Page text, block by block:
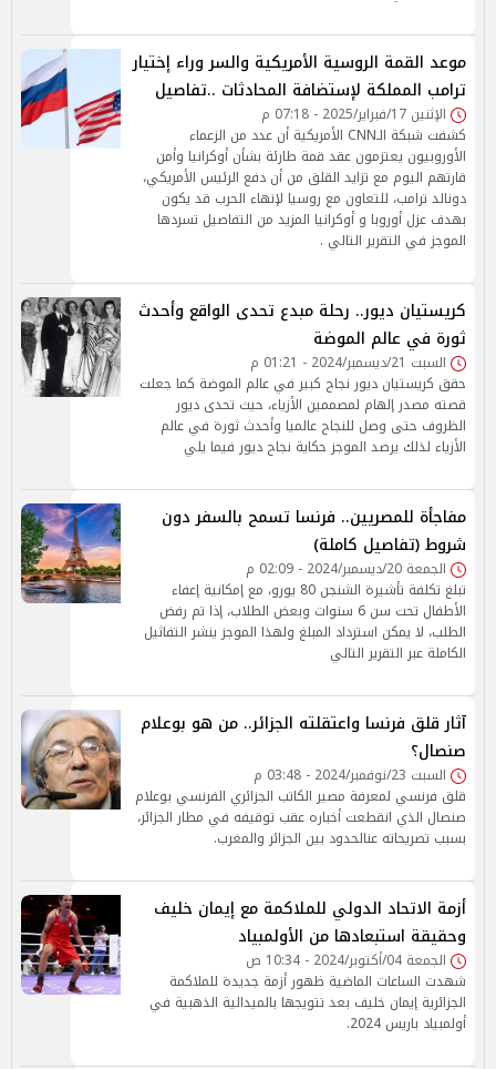
موعد القمة الروسية الأمريكية والسر وراء إختيار
ترامب المملكة لإستضافة المحادثات ..تفاصيل
الإثنين 17/فبراير/2025 - 07:18 م
كشفت شبكة الـCNN الأمريكية أن عدد من الزعماء
الأوروبيون يعتزمون عقد قمة طارئة بشأن أوكرانيا وأمن
قارتهم اليوم مع تزايد القلق من أن دفع الرئيس الأمريكي،
دونالد ترامب، للتعاون مع روسيا لإنهاء الحرب قد يكون
بهدف عزل أوروبا و أوكرانيا المزيد من التفاصيل تسردها
الموجز في التقرير التالي .
كريستيان ديور.. رحلة مبدع تحدى الواقع وأحدث
ثورة في عالم الموضة
السبت 21/ديسمبر/2024 - 01:21 م
حقق كريستيان ديور نجاح كبير في عالم الموضة كما جعلت
قصته مصدر إلهام لمصممين الأزياء، حيث تحدى ديور
الظروف حتى وصل للنجاح عالميا وأحدث ثورة في عالم
الأزياء لذلك يرصد الموجز حكاية نجاح ديور فيما يلي
مفاجأة للمصريين.. فرنسا تسمح بالسفر دون
شروط (تفاصيل كاملة)
الجمعة 20/ديسمبر/2024 - 02:09 م
تبلغ تكلفة تأشيرة الشنجن 80 يورو، مع إمكانية إعفاء
الأطفال تحت سن 6 سنوات وبعض الطلاب، إذا تم رفض
الطلب، لا يمكن استرداد المبلغ ولهذا الموجز ينشر التفاثيل
الكاملة عبر التقرير التالي
آثار قلق فرنسا واعتقلته الجزائر.. من هو بوعلام
صنصال؟
السبت 23/نوفمبر/2024 - 03:48 م
قلق فرنسي لمعرفة مصير الكاتب الجزائري الفرنسي بوعلام
صنصال الذي انقطعت أخباره عقب توقيفه في مطار الجزائر،
بسبب تصريحاته عنالحدود بين الجزائر والمغرب.
أزمة الاتحاد الدولي للملاكمة مع إيمان خليف
وحقيقة استبعادها من الأولمبياد
الجمعة 04/أكتوبر/2024 - 10:34 ص
شهدت الساعات الماضية ظهور أزمة جديدة للملاكمة
الجزائرية إيمان خليف بعد تتويجها بالميدالية الذهبية في
أولمبياد باريس 2024.